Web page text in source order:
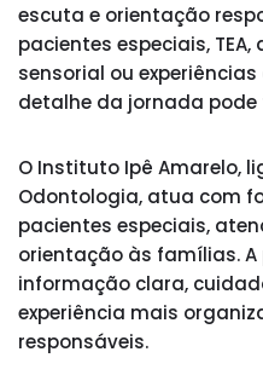
escuta e orientação
pacientes especiais,
sensorial ou
detalhe da jornada pode
O Instituto Ipê Amarelo,
Odontologia, atua com
pacientes especiais,
orientação às famílias. A
informação clara,
experiência mais
responsáveis.